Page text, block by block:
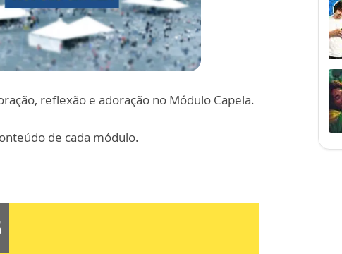
reflexão e adoração no Módulo Capela.
de cada módulo.